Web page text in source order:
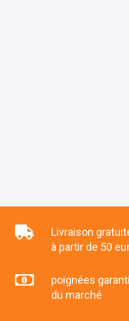
Livraison
à partir de 50
poignées
du marché